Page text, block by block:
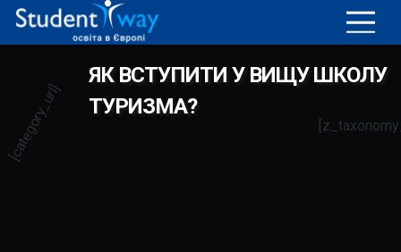
ЯК ВСТУПИТИ У ВИЩУ ШКОЛУ
ТУРИЗМА?
[category_url]